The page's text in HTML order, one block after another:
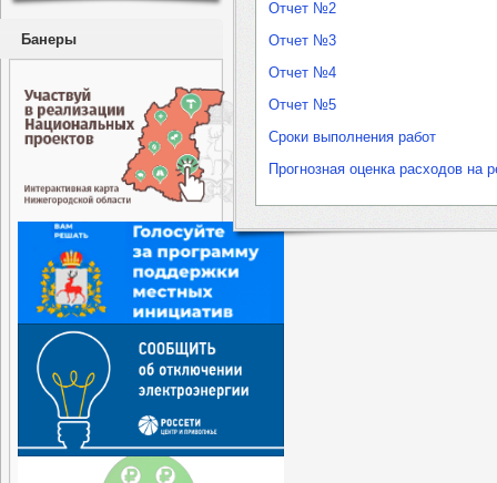
Банеры
Отчет №2
Отчет №3
Отчет №4
Отчет №5
Cроки выполнения работ
Прогнозная оценка расходов на